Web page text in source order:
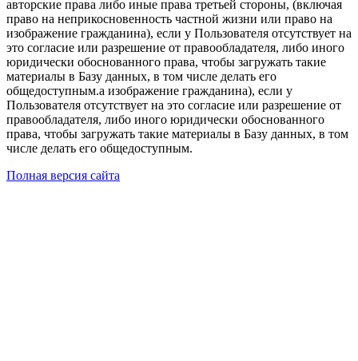
авторские права либо иные права третьей стороны, (включая
право на неприкосновенность частной жизни или право на
изображение гражданина), если у Пользователя отсутствует на
это согласие или разрешение от правообладателя, либо иного
юридически обоснованного права, чтобы загружать такие
материалы в Базу данных, в том числе делать его
общедоступным.а изображение гражданина), если у
Пользователя отсутствует на это согласие или разрешение от
правообладателя, либо иного юридически обоснованного
права, чтобы загружать такие материалы в Базу данных, в том
числе делать его общедоступным.
Полная версия сайта